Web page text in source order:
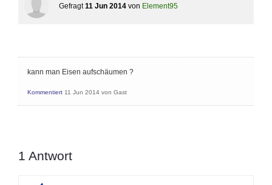
Gefragt 11 Jun 2014 von Element95
kann man Eisen aufschäumen ?
Kommentiert 11 Jun 2014 von Gast
1 Antwort